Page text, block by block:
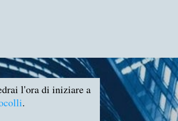
l'ora di iniziare a
.